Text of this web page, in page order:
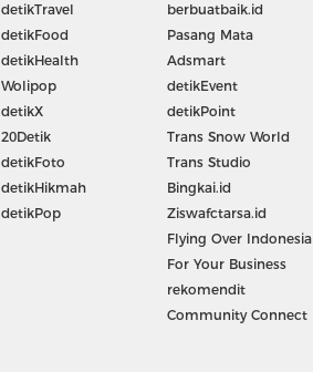
detikTravel
detikFood
detikHealth
Wolipop
detikX
20Detik
detikFoto
detikHikmah
detikPop
berbuatbaik.id
Pasang Mata
Adsmart
detikEvent
detikPoint
Trans Snow World
Trans Studio
Bingkai.id
Ziswafctarsa.id
Flying Over Indonesia
For Your Business
rekomendit
Community Connect